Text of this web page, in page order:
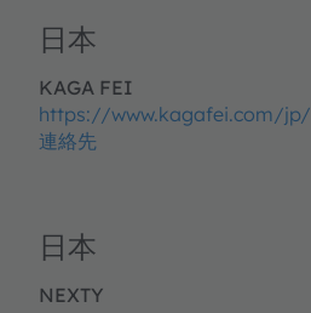
日本
KAGA FEI
https://www.kagafei.com/jp/
連絡先
日本
NEXTY